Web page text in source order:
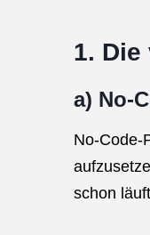
1.
a) No-
No-Code-
schon